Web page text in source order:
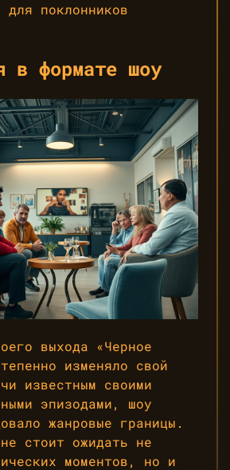
для поклонников
в формате шоу
выхода «Черное
изменяло свой
известным своими
эпизодами, шоу
жанровые границы.
стоит ожидать не
моментов, но и